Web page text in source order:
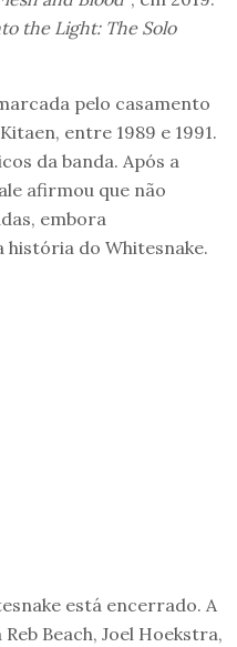
the Light: The Solo
pelo casamento
entre 1989 e 1991.
da banda. Após a
afirmou que não
embora
história do Whitesnake.
está encerrado. A
Beach, Joel Hoekstra,